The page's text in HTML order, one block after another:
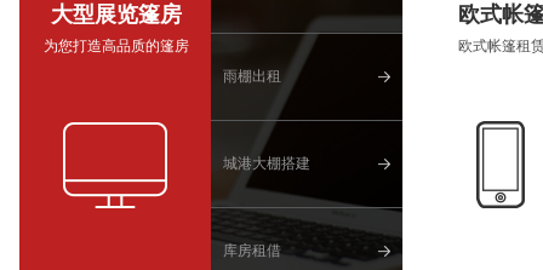
大型展览篷房
为您打造高品质的篷房
雨棚出租
城港大棚搭建
库房租借
欧式帐
欧式帐篷租